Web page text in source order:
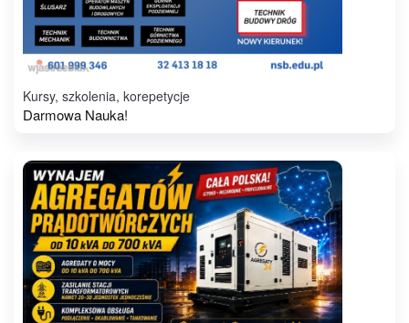
Kursy, szkolenia, korepetycje
Darmowa Nauka!